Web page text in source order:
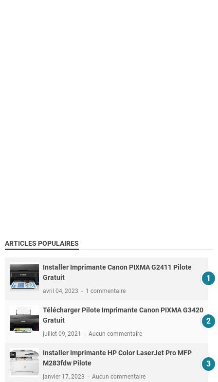
ARTICLES POPULAIRES
Installer Imprimante Canon PIXMA G2411 Pilote
Gratuit
avril 04, 2023 1 commentaire
Télécharger Pilote Imprimante Canon PIXMA G3420
Gratuit
juillet 09, 2021 Aucun commentaire
Installer Imprimante HP Color LaserJet Pro MFP
M283fdw Pilote
janvier 17, 2023 Aucun commentaire